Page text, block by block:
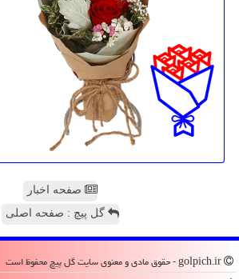
صفحه اخبار
گل پیچ : صفحه اصلی